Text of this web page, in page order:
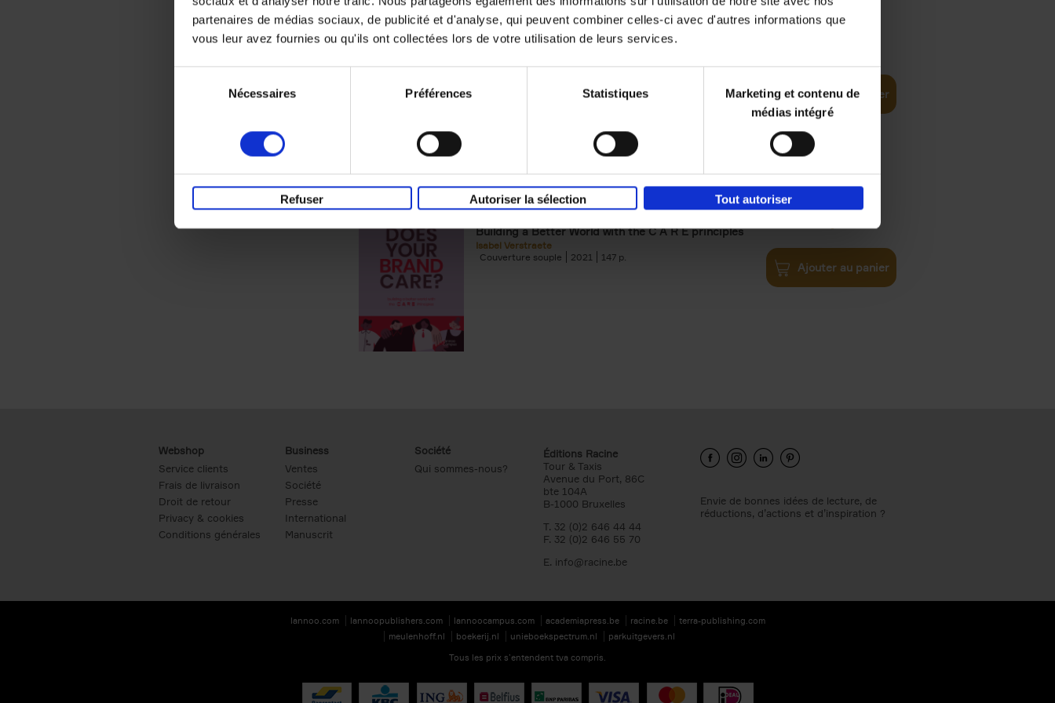
partenaires de médias sociaux, de publicité et d'analyse, qui peuvent combiner celles-ci avec d'autres informations que
vous leur avez fournies ou qu'ils ont collectées lors de votre utilisation de leurs services.
Nécessaires Préférences Statistiques
Marketing et contenu de
médias intégré
Refuser Autoriser la sélection Tout autoriser
Building Bonds = Building Business
Ajouter au panier
Does Your Brand Care?
Building a Better World with the C A R E principles
Isabel Verstraete
Couverture souple
2021 147
€34,99
Ajouter au panier
Webshop
Service clients
Frais de livraison
Droit de retour
Privacy & cookies
Conditions générales
Business
Ventes
Société
Presse
International
Manuscrit
Société
Qui sommes-nous?
Éditions Racine
Tour & Taxis
Avenue du Port, 86C
bte 104A
B-1000 Bruxelles
T. 32 (0)2 646 44 44
F. 32 (0)2 646 55 70
E. info@racine.be
Envie de bonnes idées de lecture, de
réductions, d’actions et d’inspiration ?
lannoo.com lannoopublishers.com lannoocampus.com academiapress.be racine.be
terra-publishing.com
meulenhoff.nl
boekerij.nl unieboekspectrum.nl
parkuitgevers.nl
Tous les prix s’entendent tva compris.